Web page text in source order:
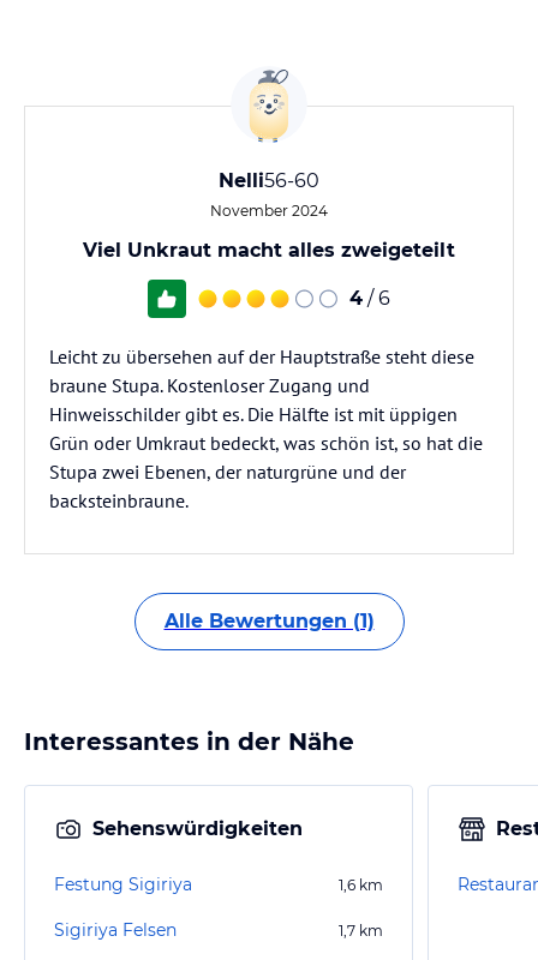
Nelli56-60
November 2024
Viel Unkraut macht alles zweigeteilt
4 / 6
Leicht zu übersehen auf der Hauptstraße steht diese
braune Stupa. Kostenloser Zugang und
Hinweisschilder gibt es. Die Hälfte ist mit üppigen
Grün oder Umkraut bedeckt, was schön ist, so hat die
Stupa zwei Ebenen, der naturgrüne und der
backsteinbraune.
Alle Bewertungen (1)
Interessantes in der Nähe
Sehenswürdigkeiten
Festung Sigiriya 1,6 km
Sigiriya Felsen 1,7 km